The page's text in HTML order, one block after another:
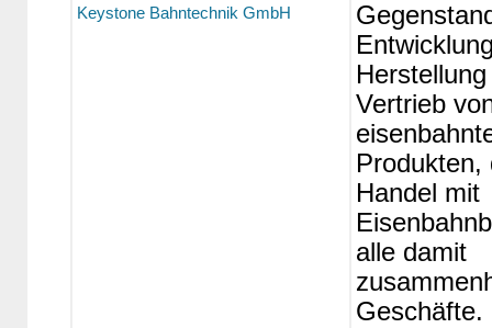
Keystone Bahntechnik GmbH
Vertrieb
Produkten,
Handel mit
alle damit
Geschäfte.